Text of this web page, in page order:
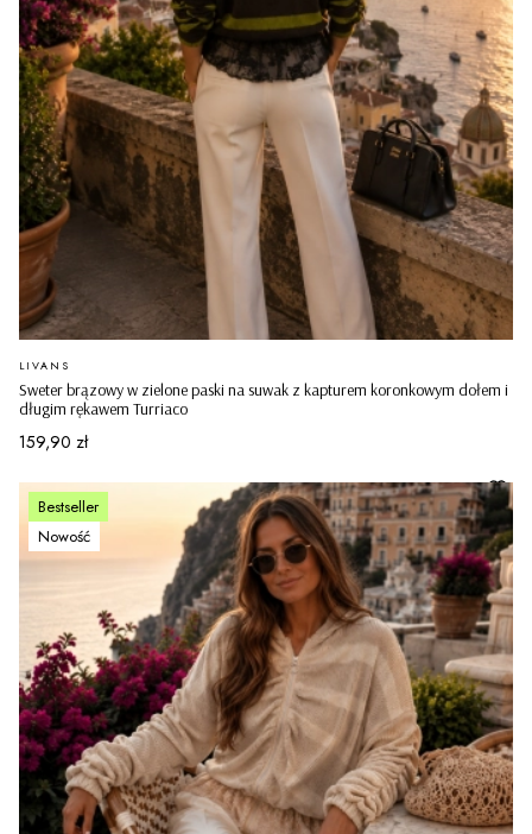
Sweter brązowy w zielone paski na suwak z kapturem koronkowym dołem i
długim rękawem Turriaco
PRODUCENT
LIVANS
Cena
159,90 zł
Bestseller
Nowość